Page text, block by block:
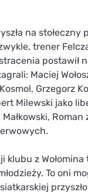
na stołeczny
trener
postawił
Maciej
Grzegorz
Milewski jako
klubu z
To oni